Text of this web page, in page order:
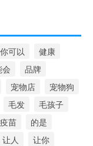
你可以
健康
品牌
宠物店
宠物狗
毛发
毛孩子
疫苗
的是
让人
让你